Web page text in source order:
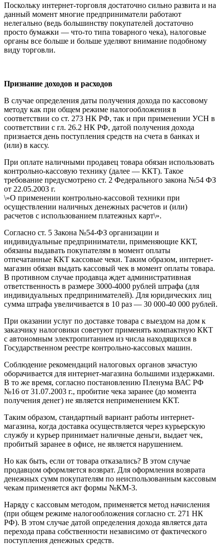
Поскольку интернет-торговля достаточно сильно развита и на
данный момент многие предприниматели работают
нелегально (ведь большинству покупателей достаточно
просто бумажки — что-то типа товарного чека), налоговые
органы все больше и больше уделяют внимание подобному
виду торговли.
Признание доходов и расходов
В случае определения даты получения дохода по кассовому
методу как при общем режиме налогообложения в
соответствии со ст. 273 НК РФ, так и при применении УСН в
соответствии с гл. 26.2 НК РФ, датой получения дохода
признается день поступления средств на счета в банках и
(или) в кассу.
При оплате наличными продавец товара обязан использовать
контрольно-кассовую технику (далее — ККТ). Такое
требование предусмотрено ст. 2 Федерального закона №54 ФЗ
от 22.05.2003 г.
\»О применении контрольно-кассовой техники при
осуществлении наличных денежных расчетов и (или)
расчетов с использованием платежных карт\».
Согласно ст. 5 Закона №54-ФЗ организации и
индивидуальные предприниматели, применяющие ККТ,
обязаны выдавать покупателям в момент оплаты
отпечатанные ККТ кассовые чеки. Таким образом, интернет-
магазин обязан выдать кассовый чек в момент оплаты товара.
В противном случае продавца ждет административная
ответственность в размере 3000-4000 рублей штрафа (для
индивидуальных предпринимателей). Для юридических лиц
сумма штрафа увеличивается в 10 раз — 30 000-40 000 рублей.
При оказании услуг по доставке товара с выездом на дом к
заказчику налоговики советуют применять компактную ККТ
с автономным электропитанием из числа находящихся в
Государственном реестре контрольно-кассовых машин.
Соблюдение рекомендаций налоговых органов зачастую
оборачивается для интернет-магазина большими издержками.
В то же время, согласно постановлению Пленума ВАС РФ
№16 от 31.07.2003 г., пробитие чека заранее (до момента
получения денег) не является неприменением ККТ.
Таким образом, стандартный вариант работы интернет-
магазина, когда доставка осуществляется через курьерскую
службу и курьер принимает наличные деньги, выдает чек,
пробитый заранее в офисе, не является нарушением.
Но как быть, если от товара отказались? В этом случае
продавцом оформляется возврат. Для оформления возврата
денежных сумм покупателям по неиспользованным кассовым
чекам применяется акт формы №КМ-3.
Наряду с кассовым методом, применяется метод начисления
(при общем режиме налогообложения согласно ст. 271 НК
РФ). В этом случае датой определения дохода является дата
перехода права собственности независимо от фактического
поступления денежных средств.